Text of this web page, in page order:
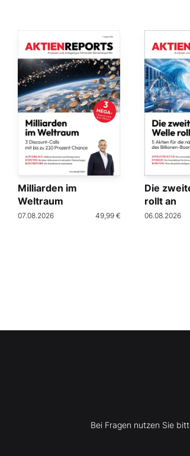
Milliarden im
Weltraum
07.08.2026 49,99 €
Die
rollt an
06.08.2026
Bei Fragen nutzen Sie